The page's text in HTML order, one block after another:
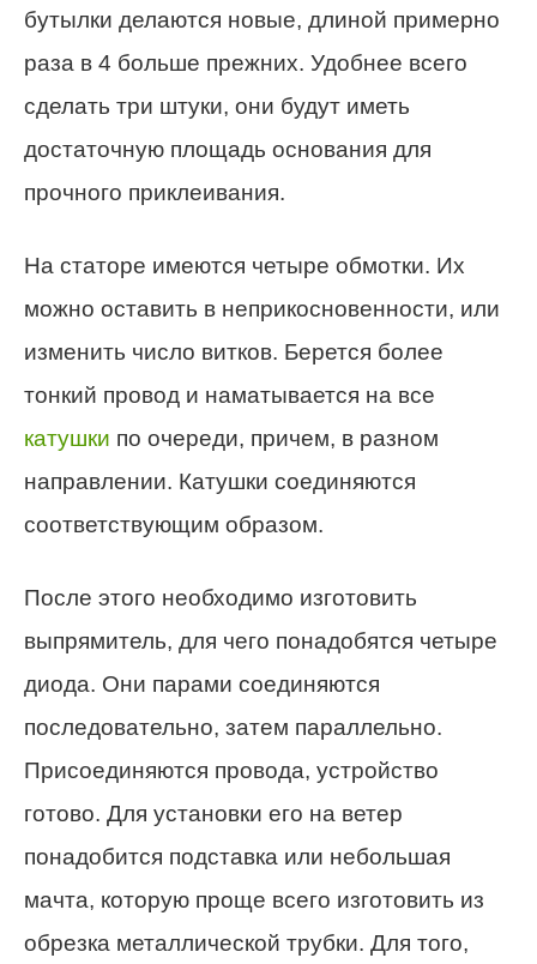
бутылки делаются новые, длиной примерно
раза в 4 больше прежних. Удобнее всего
сделать три штуки, они будут иметь
достаточную площадь основания для
прочного приклеивания.
На статоре имеются четыре обмотки. Их
можно оставить в неприкосновенности, или
изменить число витков. Берется более
тонкий провод и наматывается на все
катушки по очереди, причем, в разном
направлении. Катушки соединяются
соответствующим образом.
После этого необходимо изготовить
выпрямитель, для чего понадобятся четыре
диода. Они парами соединяются
последовательно, затем параллельно.
Присоединяются провода, устройство
готово. Для установки его на ветер
понадобится подставка или небольшая
мачта, которую проще всего изготовить из
обрезка металлической трубки. Для того,